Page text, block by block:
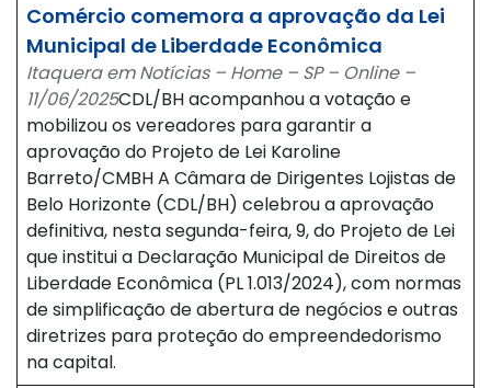
Comércio comemora a aprovação da Lei
Municipal de Liberdade Econômica
Itaquera em Notícias – Home – SP – Online –
11/06/2025CDL/BH acompanhou a votação e
mobilizou os vereadores para garantir a
aprovação do Projeto de Lei Karoline
Barreto/CMBH A Câmara de Dirigentes Lojistas de
Belo Horizonte (CDL/BH) celebrou a aprovação
definitiva, nesta segunda-feira, 9, do Projeto de Lei
que institui a Declaração Municipal de Direitos de
Liberdade Econômica (PL 1.013/2024), com normas
de simplificação de abertura de negócios e outras
diretrizes para proteção do empreendedorismo
na capital.